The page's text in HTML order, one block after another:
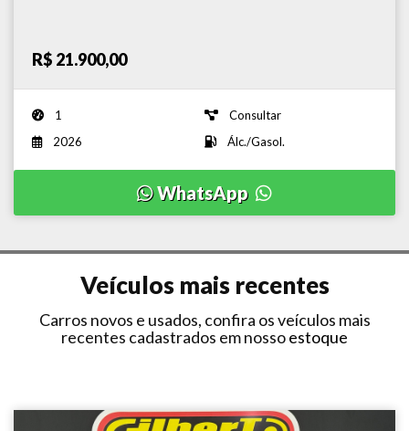
R$ 21.900,00
1
Consultar
2026
Álc./Gasol.
WhatsApp
Veículos mais recentes
Carros novos e usados, confira os veículos mais
recentes cadastrados em nossoestoque